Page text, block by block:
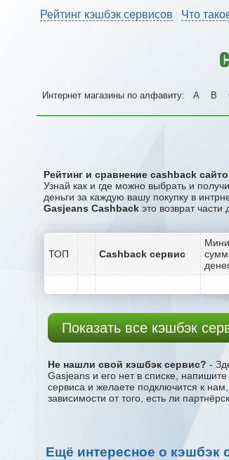
Рейтинг кэшбэк сервисов Что
Интернет магазины по алфавиту: A B
Рейтинг и сравнение cashback
Узнай как и где можно выбрать и
деньги за каждую вашу покупку в
Gasjeans Cashback это возврат
ТОП Cashback сервис
Показать все кэшбэк
Не нашли свой кэшбэк сервис? -
Gasjeans и его нет в списке,
сервиса и желаете подключится к
зависимости от того, есть ли
Ещё интересное о кэшбэк